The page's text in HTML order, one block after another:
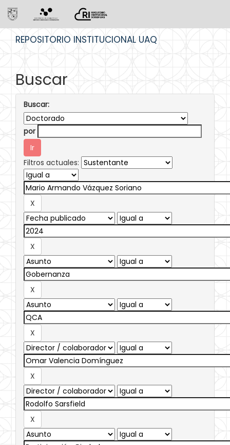
REPOSITORIO INSTITUCIONAL UAQ
Buscar
Buscar:
por
Filtros actuales: